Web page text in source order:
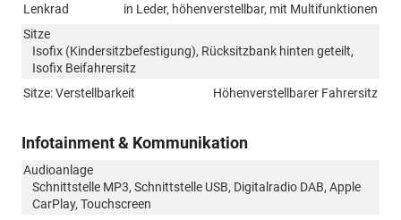
Lenkrad
in Leder, höhenverstellbar, mit Multifunktionen
Sitze
Isofix (Kindersitzbefestigung), Rücksitzbank hinten geteilt,
Isofix Beifahrersitz
Sitze: Verstellbarkeit
Höhenverstellbarer Fahrersitz
Infotainment & Kommunikation
Audioanlage
Schnittstelle MP3, Schnittstelle USB, Digitalradio DAB, Apple
CarPlay, Touchscreen